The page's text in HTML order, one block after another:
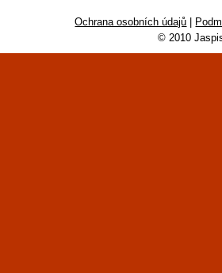
Ochrana osobních údajů |
© 2010